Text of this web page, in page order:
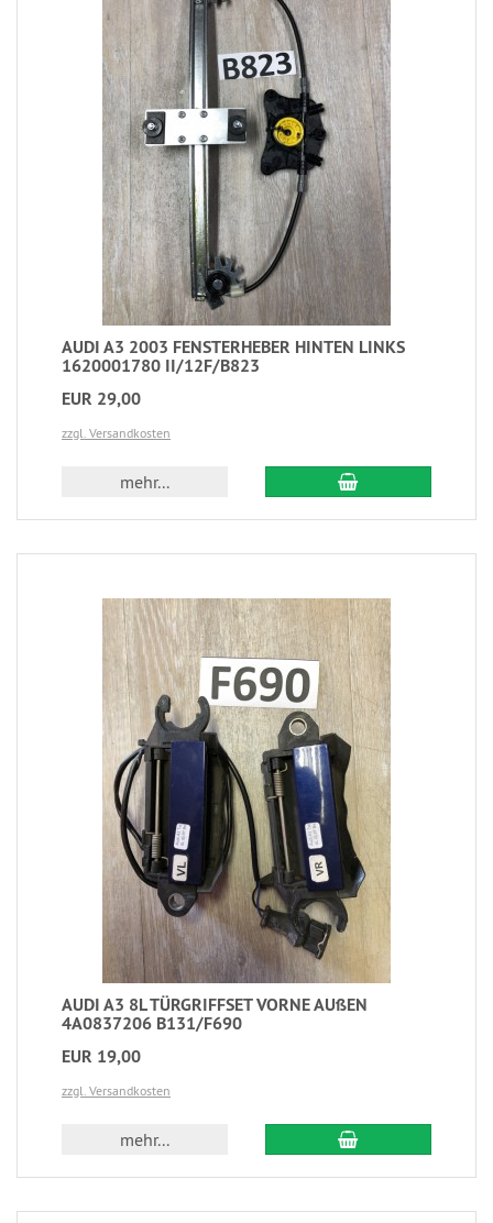
AUDI A3 2003 FENSTERHEBER HINTEN LINKS
1620001780 II/12F/B823
EUR 29,00
zzgl. Versandkosten
mehr...
AUDI A3 8L TÜRGRIFFSET VORNE AUßEN
4A0837206 B131/F690
EUR 19,00
zzgl. Versandkosten
mehr...